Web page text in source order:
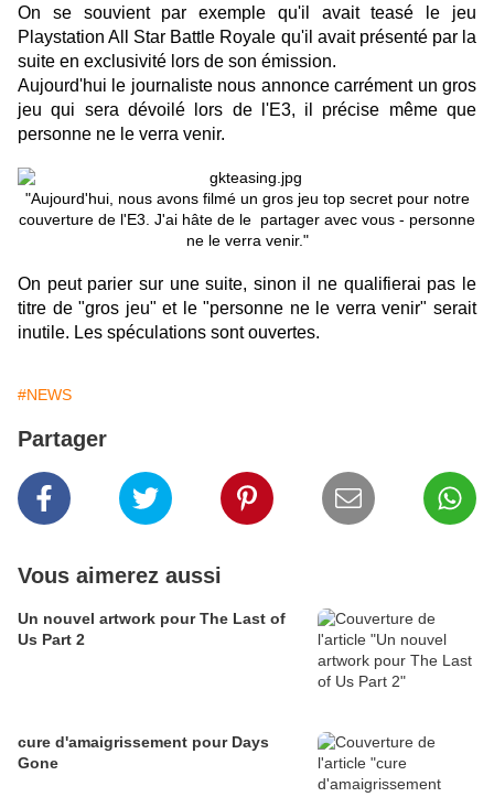
On se souvient par exemple qu'il avait teasé le jeu
Playstation All Star Battle Royale qu'il avait présenté par la
suite en exclusivité lors de son émission.
Aujourd'hui le journaliste nous annonce carrément un gros
jeu qui sera dévoilé lors de l'E3, il précise même que
personne ne le verra venir.
"Aujourd'hui, nous avons filmé un gros jeu top secret pour notre
couverture de l'E3 J'ai hâte de le partager avec vous - personne
ne le verra venir."
On peut parier sur une suite, sinon il ne qualifierai pas le
titre de "gros jeu" et le "personne ne le verra venir" serait
inutile. Les spéculations sont ouvertes.
#NEWS
Partager
Vous aimerez aussi
Un nouvel artwork pour The Last of
Us Part 2
cure d'amaigrissement pour Days
Gone